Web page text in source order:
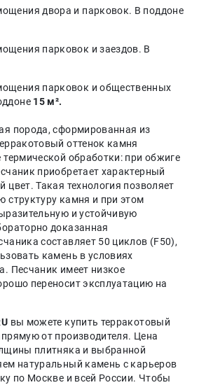
двора и парковок. В поддоне
парковок и заездов. В
парковок и общественных
15 м².
порода, сформированная из
оттенок камня
термической обработки: при обжиге
приобретает характерный
цвет. Такая технология позволяет
структуру камня и при этом
и устойчивую
доказанная
составляет 50 циклов (F50),
камень в условиях
Песчаник имеет низкое
переносит эксплуатацию на
вы можете купить терракотовый
от производителя. Цена
плитняка и выбранной
натуральный камень с карьеров
по Москве и всей России. Чтобы